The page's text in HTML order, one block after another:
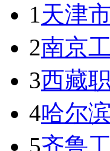
1天津
2南京
3西藏
4哈尔